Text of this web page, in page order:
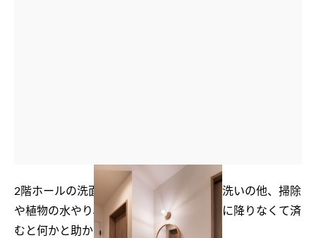
2階ホールの洗面スペース。トイレ用の手洗いの他、掃除
や植物の水やり、加湿器の給水など、1階に降りなくて済
むと何かと助かる